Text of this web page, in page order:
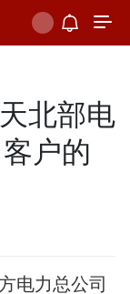
北部电
户的
电力总公司